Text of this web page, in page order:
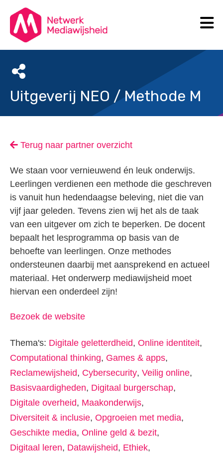
Uitgeverij NEO / Methode M
Terug naar partner overzicht
We staan voor vernieuwend én leuk onderwijs.
Leerlingen verdienen een methode die geschreven
is vanuit hun hedendaagse beleving, niet die van
vijf jaar geleden. Tevens zien wij het als de taak
van een uitgever om zich te beperken. De docent
bepaalt het lesprogramma op basis van de
behoefte van leerlingen. Onze methodes
ondersteunen daarbij met aansprekend en actueel
materiaal. Het onderwerp mediawijsheid moet
hiervan een onderdeel zijn!
Bezoek de website
Thema's: Digitale geletterdheid, Online identiteit,
Computational thinking, Games & apps,
Reclamewijsheid, Cybersecurity, Veilig online,
Basisvaardigheden, Digitaal burgerschap,
Digitale overheid, Maakonderwijs,
Diversiteit & inclusie, Opgroeien met media,
Geschikte media, Online geld & bezit,
Digitaal leren, Datawijsheid, Ethiek,